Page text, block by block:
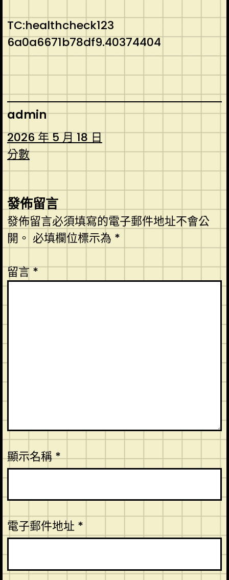
TC:healthcheck123
6a0a6671b78df9.40374404
admin
2026 年 5 月 18 日
分數
發佈留言
發佈留言必須填寫的電子郵件地址不會公
開。 必填欄位標示為 *
留言*
顯示名稱*
電子郵件地址 *